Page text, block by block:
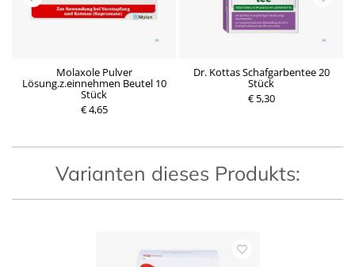
Molaxole Pulver
Lösung.z.einnehmen Beutel 10
Stück
€ 4,65
Dr. Kottas Schafgarbentee 20
Stück
€ 5,30
Varianten dieses Produkts: